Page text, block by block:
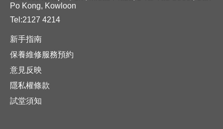
Po Kong, Kowloon
Tel:2127 4214
新手指南
保養維修服務預約
意見反映
隱私權條款
試堂須知